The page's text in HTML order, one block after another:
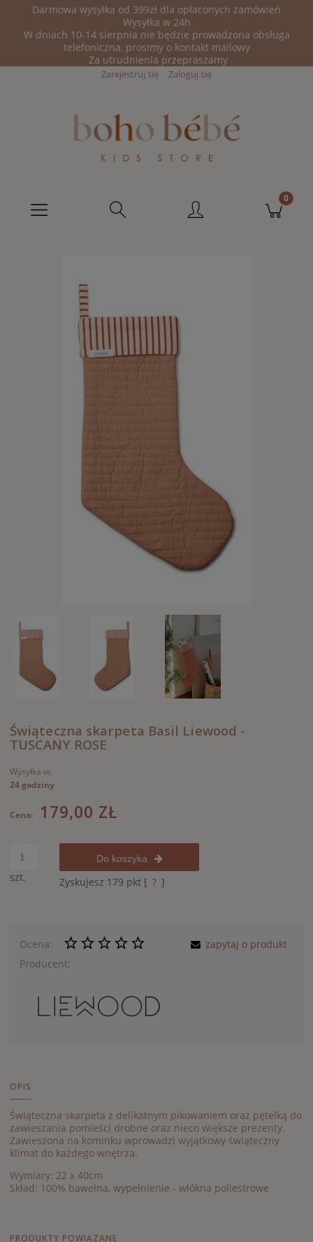
Darmowa wysyłka od 399zł dla opłaconych zamówień
Wysyłka w 24h
W dniach 10-14 sierpnia nie będzie prowadzona obsługa
telefoniczna, prosimy o kontakt mailowy
Za utrudnienia przepraszamy
Zarejestruj się Zaloguj się
Świąteczna skarpeta Basil Liewood -
TUSCANY ROSE
Wysyłka w:
24 godziny
Cena: 179,00 ZŁ
szt.
Do koszyka
Zyskujesz 179 pkt [ ? ]
Ocena:
Producent:
zapytaj o produkt
OPIS
Świąteczna skarpeta z delikatnym pikowaniem oraz pętelką do
zawieszania pomieści drobne oraz nieco większe prezenty.
Zawieszona na kominku wprowadzi wyjątkowy świąteczny
klimat do każdego wnętrza.
Wymiary: 22 x 40cm
Skład: 100% bawełna, wypełnienie - włókna poliestrowe
PRODUKTY POWIĄZANE